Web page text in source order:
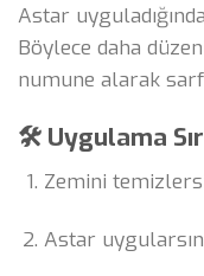
Astar
Böylece daha
numune alarak
🛠 Uygulama
Zemini
Astar